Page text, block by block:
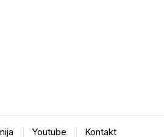
Youtube Kontakt